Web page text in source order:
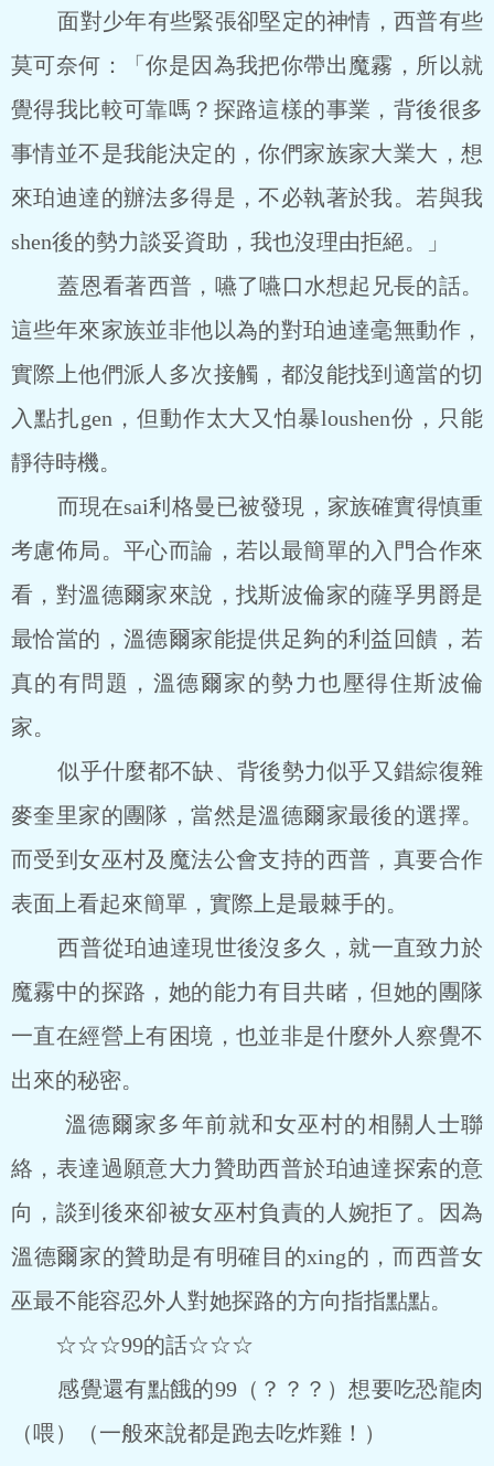
面對少年有些緊張卻堅定的神情，西普有些
莫可奈何：「你是因為我把你帶出魔霧，所以就
覺得我比較可靠嗎？探路這樣的事業，背後很多
事情並不是我能決定的，你們家族家大業大，想
來珀迪達的辦法多得是，不必執著於我。若與我
shen後的勢力談妥資助，我也沒理由拒絕。」
蓋恩看著西普，嚥了嚥口水想起兄長的話。
這些年來家族並非他以為的對珀迪達毫無動作，
實際上他們派人多次接觸，都沒能找到適當的切
入點扎gen，但動作太大又怕暴loushen份，只能
靜待時機。
而現在sai利格曼已被發現，家族確實得慎重
考慮佈局。平心而論，若以最簡單的入門合作來
看，對溫德爾家來說，找斯波倫家的薩孚男爵是
最恰當的，溫德爾家能提供足夠的利益回饋，若
真的有問題，溫德爾家的勢力也壓得住斯波倫
家。
似乎什麼都不缺、背後勢力似乎又錯綜復雜
麥奎里家的團隊，當然是溫德爾家最後的選擇。
而受到女巫村及魔法公會支持的西普，真要合作
表面上看起來簡單，實際上是最棘手的。
西普從珀迪達現世後沒多久，就一直致力於
魔霧中的探路，她的能力有目共睹，但她的團隊
一直在經營上有困境，也並非是什麼外人察覺不
出來的秘密。
溫德爾家多年前就和女巫村的相關人士聯
絡，表達過願意大力贊助西普於珀迪達探索的意
向，談到後來卻被女巫村負責的人婉拒了。因為
溫德爾家的贊助是有明確目的xing的，而西普女
巫最不能容忍外人對她探路的方向指指點點。
☆☆☆99的話☆☆☆
感覺還有點餓的99（？？？）想要吃恐龍肉
（喂）（一般來說都是跑去吃炸雞！）